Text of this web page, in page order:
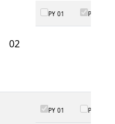
02
PY 01 PY 02
PY 01 PY 02